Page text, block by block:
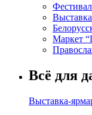
Маркет
Всё для
Выставка-